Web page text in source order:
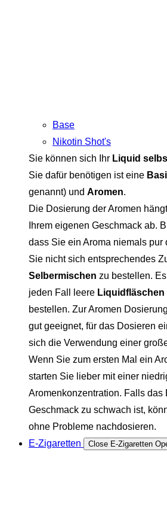
Base
Nikotin Shot's
Sie können sich Ihr Liquid
Sie dafür benötigen ist eine
genannt) und Aromen.
Die Dosierung der Aromen
Ihrem eigenen Geschmack ab.
dass Sie ein Aroma niemals pur
Sie nicht sich entsprechendes
Selbermischen zu bestellen.
jeden Fall leere Liquidfläschen
bestellen. Zur Aromen
gut geeignet, für das Dosieren
sich die Verwendung einer
Wenn Sie zum ersten Mal ein
starten Sie lieber mit einer
Aromenkonzentration. Falls das
Geschmack zu schwach ist,
ohne Probleme nachdosieren.
E-Zigaretten
Close E-Zigaretten